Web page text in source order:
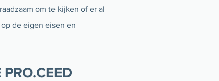
om te kijken of er al
de eigen eisen en